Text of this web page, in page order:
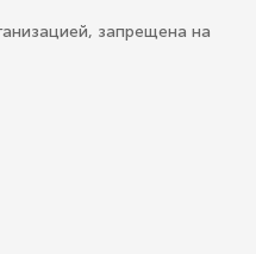
запрещена на